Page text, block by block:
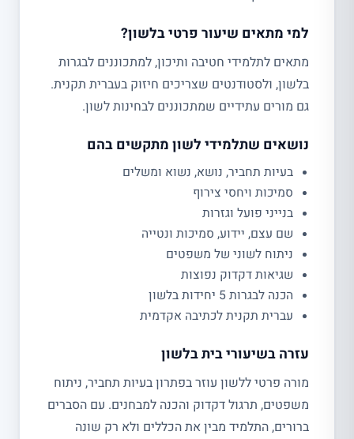
למי מתאים שיעור פרטי בלשון?
מתאים לתלמידי חטיבה ותיכון, למתכוננים לבגרות
בלשון, ולסטודנטים שצריכים חיזוק בעברית תקנית.
גם מורים עתידיים שמתכוננים לבחינות לשון.
נושאים שתלמידי לשון מתקשים בהם
בעיות תחביר, נושא, נשוא ומשלים
סמיכות ויחסי צירוף
בנייני פועל וגזרות
שם עצם, יידוע, סמיכות ונטייה
ניתוח לשוני של משפטים
שגיאות דקדוק נפוצות
הכנה לבגרות 5 יחידות בלשון
עברית תקנית לכתיבה אקדמית
עזרה בשיעורי בית בלשון
מורה פרטי ללשון עוזר בפתרון בעיות תחביר, ניתוח
משפטים, תרגול דקדוק והכנה למבחנים. עם הסברים
ברורים, התלמיד מבין את הכללים ולא רק שונה